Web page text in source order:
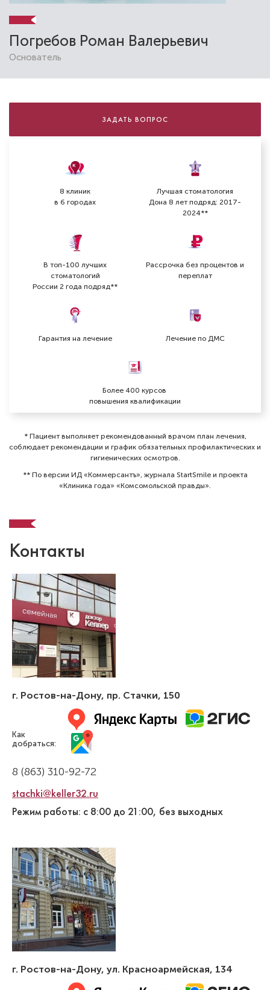
Сафиулина Анастасия Михайловна
Стоматолог-ортодонт
Специальность: детская ортодонтия,
ортодонтия
Стаж работы: 3 года
Стоматолог-ортодонт
Стаж работы: 3 года
Арутюнян Асмик Аветисовна
Стоматолог-ортодонт
Специальность: детская ортодонтия,
ортодонтия
Бактыбеков Бекзат Бактыбекович
Стоматолог-ортодонт
Специальность: ортодонтия
Стаж работы: 4 года
Погребов Роман Валерьевич
Основатель
ЗАДАТЬ ВОПРОС
8 клиник
в 6 городах
Лучшая стоматология
Дона 8 лет подряд: 2017-
2024**
В топ-100 лучших
стоматологий
России 2 года подряд**
Рассрочка без процентов и
переплат
Гарантия на лечение Лечение по ДМС
Более 400 курсов
повышения квалификации
* Пациент выполняет рекомендованный врачом план лечения,
соблюдает рекомендации и график обязательных профилактических и
гигиенических осмотров⁠.
** По версии ИД «Коммерсантъ», журнала StartSmile и проекта
«Клиника года» «Комсомольской правды».
Контакты
г. Ростов-на-Дону, пр. Стачки, 150
Как
добраться:
8 (863) 310-92-72
stachki@keller32.ru
Режим работы: с 8:00 до 21:00, без выходных
г. Ростов-на-Дону, ул. Красноармейская, 134